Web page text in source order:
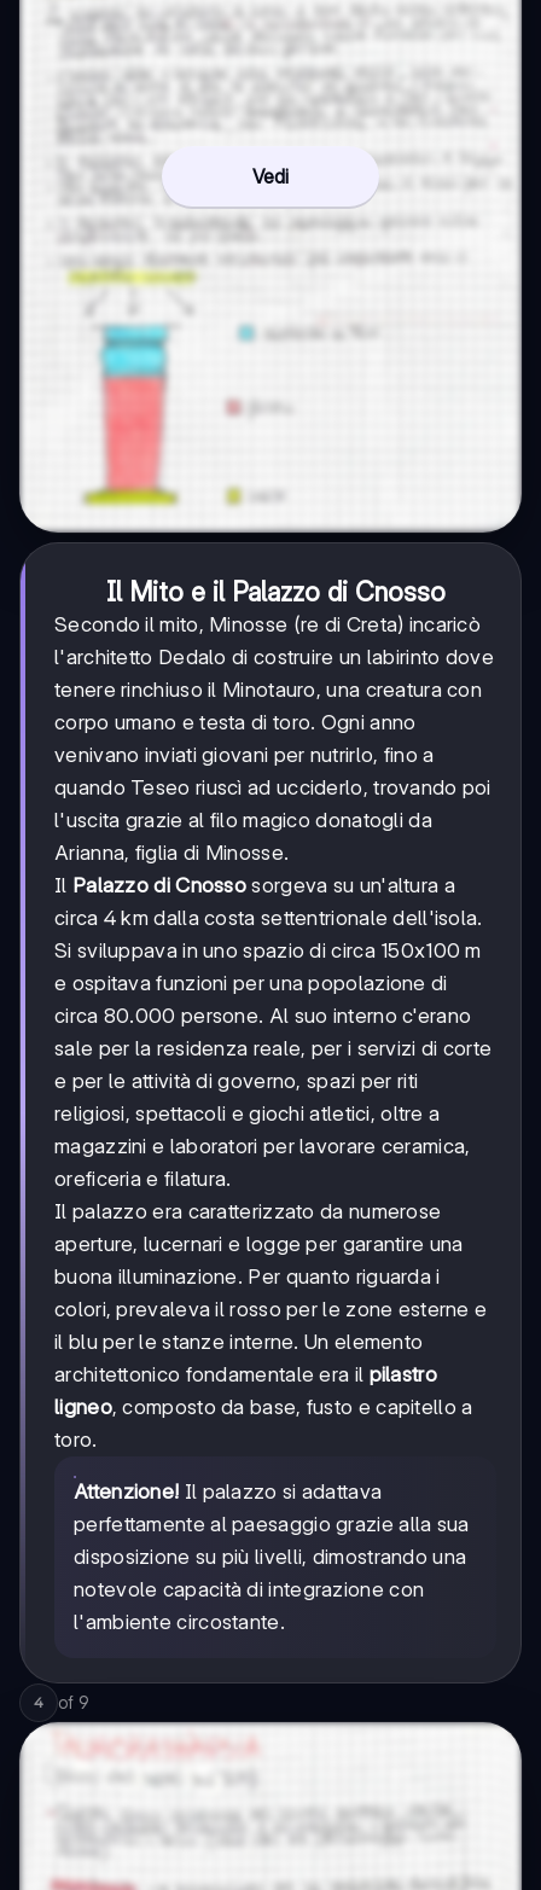
Vedi
Il Mito e il Palazzo di Cnosso
Secondo il mito, Minosse (re di Creta) incaricò
l'architetto Dedalo di costruire un labirinto dove
tenere rinchiuso il Minotauro, una creatura con
corpo umano e testa di toro. Ogni anno
venivano inviati giovani per nutrirlo, fino a
quando Teseo riuscì ad ucciderlo, trovando poi
l'uscita grazie al filo magico donatogli da
Arianna, figlia di Minosse.
Il Palazzo di Cnosso sorgeva su un'altura a
circa 4 km dalla costa settentrionale dell'isola.
Si sviluppava in uno spazio di circa 150x100 m
e ospitava funzioni per una popolazione di
circa 80.000 persone. Al suo interno c'erano
sale per la residenza reale, per i servizi di corte
e per le attività di governo, spazi per riti
religiosi, spettacoli e giochi atletici, oltre a
magazzini e laboratori per lavorare ceramica,
oreficeria e filatura.
Il palazzo era caratterizzato da numerose
aperture, lucernari e logge per garantire una
buona illuminazione. Per quanto riguarda i
colori, prevaleva il rosso per le zone esterne e
il blu per le stanze interne. Un elemento
architettonico fondamentale era il pilastro
ligneo, composto da base, fusto e capitello a
toro.
Attenzione! Il palazzo si adattava
perfettamente al paesaggio grazie alla sua
disposizione su più livelli, dimostrando una
notevole capacità di integrazione con
l'ambiente circostante.
4 of 9